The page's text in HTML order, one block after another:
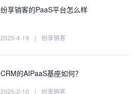
纷享销客的PaaS平台怎么样
2025-4-19 | 纷享销客
CRM的AIPaaS基座如何？
2025-2-10 | 纷享销客